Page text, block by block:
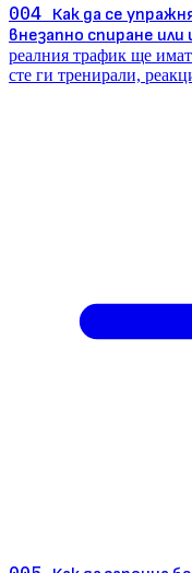
004 Как да се
внезапно спиране
реалния трафик ще
сте ги тренирали,